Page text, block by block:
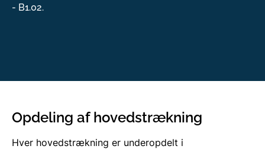
- B1.02.
Opdeling af hovedstrækning
Hver hovedstrækning er underopdelt i